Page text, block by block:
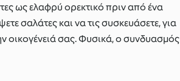
ως ελαφρύ ορεκτικό πριν από ένα
σαλάτες και να τις συσκευάσετε, για
οικογένειά σας. Φυσικά, ο συνδυασμός